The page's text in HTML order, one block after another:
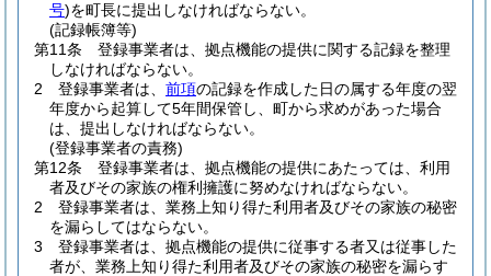
号)を町長に提出しなければならない。
(記録帳簿等)
第11条
登録事業者は、拠点機能の提供に関する記録を整理
しなければならない。
2
登録事業者は、 前項の記録を作成した日の属する年度の翌
年度から起算して5年間保管し、町から求めがあった場合
は、提出しなければならない。
(登録事業者の責務)
第12条
登録事業者は、拠点機能の提供にあたっては、利用
者及びその家族の権利擁護に努めなければならない。
2
登録事業者は、業務上知り得た利用者及びその家族の秘密
を漏らしてはならない。
3
登録事業者は、拠点機能の提供に従事する者又は従事した
者が、業務上知り得た利用者及びその家族の秘密を漏らす